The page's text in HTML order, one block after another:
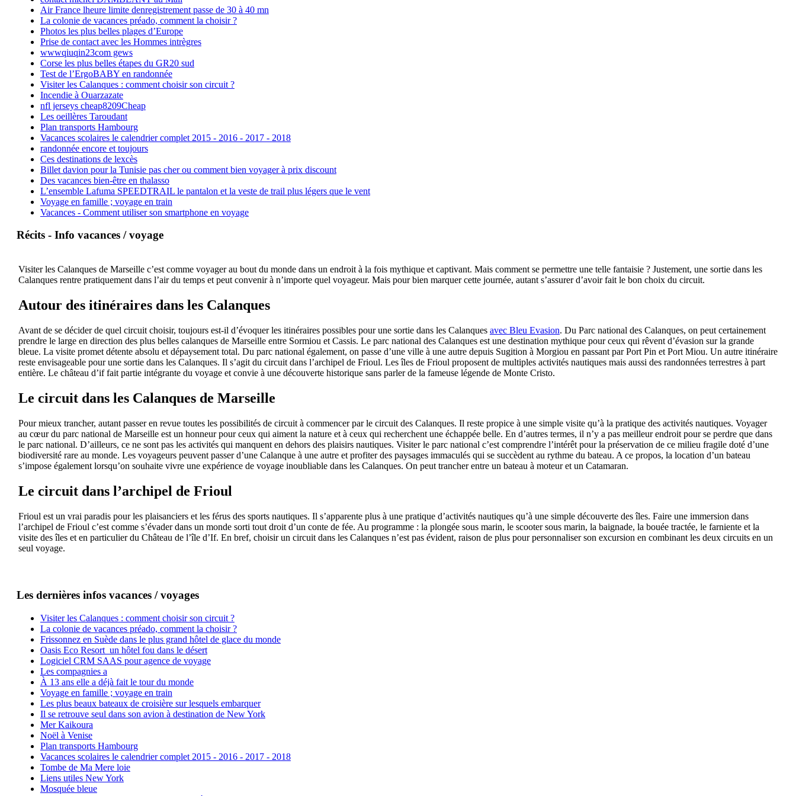
Air France lheure limite denregistrement passe de 30 à 40 mn
La colonie de vacances préado, comment la choisir ?
Photos les plus belles plages d’Europe
Prise de contact avec les Hommes intrègres
wwwqiuqin23com gews
Corse les plus belles étapes du GR20 sud
Test de l’ErgoBABY en randonnée
Visiter les Calanques : comment choisir son circuit ?
Incendie à Ouarzazate
nfl jerseys cheap8209Cheap
Les oeillères Taroudant
Plan transports Hambourg
Vacances scolaires le calendrier complet 2015 - 2016 - 2017 - 2018
randonnée encore et toujours
Ces destinations de lexcès
Billet davion pour la Tunisie pas cher ou comment bien voyager à prix discount
Des vacances bien-être en thalasso
L’ensemble Lafuma SPEEDTRAIL le pantalon et la veste de trail plus légers que le vent
Voyage en famille ; voyage en train
Vacances - Comment utiliser son smartphone en voyage
Récits - Info vacances / voyage
Visiter les Calanques de Marseille c’est comme voyager au bout du monde dans un endroit à la fois mythique et captivant. Mais comment se permettre une telle fantaisie ? Justement, une sortie dans les
Calanques rentre pratiquement dans l’air du temps et peut convenir à n’importe quel voyageur. Mais pour bien marquer cette journée, autant s’assurer d’avoir fait le bon choix du circuit.
Autour des itinéraires dans les Calanques
Avant de se décider de quel circuit choisir, toujours est-il d’évoquer les itinéraires possibles pour une sortie dans les Calanques avec Bleu Evasion. Du Parc national des Calanques, on peut certainement
prendre le large en direction des plus belles calanques de Marseille entre Sormiou et Cassis. Le parc national des Calanques est une destination mythique pour ceux qui rêvent d’évasion sur la grande
bleue. La visite promet détente absolu et dépaysement total. Du parc national également, on passe d’une ville à une autre depuis Sugition à Morgiou en passant par Port Pin et Port Miou. Un autre itinéraire
reste envisageable pour une sortie dans les Calanques. Il s’agit du circuit dans l’archipel de Frioul. Les îles de Frioul proposent de multiples activités nautiques mais aussi des randonnées terrestres à part
entière. Le château d’if fait partie intégrante du voyage et convie à une découverte historique sans parler de la fameuse légende de Monte Cristo.
Le circuit dans les Calanques de Marseille
Pour mieux trancher, autant passer en revue toutes les possibilités de circuit à commencer par le circuit des Calanques. Il reste propice à une simple visite qu’à la pratique des activités nautiques. Voyager
au cœur du parc national de Marseille est un honneur pour ceux qui aiment la nature et à ceux qui recherchent une échappée belle. En d’autres termes, il n’y a pas meilleur endroit pour se perdre que dans
le parc national. D’ailleurs, ce ne sont pas les activités qui manquent en dehors des plaisirs nautiques. Visiter le parc national c’est comprendre l’intérêt pour la préservation de ce milieu fragile doté d’une
biodiversité rare au monde. Les voyageurs peuvent passer d’une Calanque à une autre et profiter des paysages immaculés qui se succèdent au rythme du bateau. A ce propos, la location d’un bateau
s’impose également lorsqu’on souhaite vivre une expérience de voyage inoubliable dans les Calanques. On peut trancher entre un bateau à moteur et un Catamaran.
Le circuit dans l’archipel de Frioul
Frioul est un vrai paradis pour les plaisanciers et les férus des sports nautiques. Il s’apparente plus à une pratique d’activités nautiques qu’à une simple découverte des îles. Faire une immersion dans
l’archipel de Frioul c’est comme s’évader dans un monde sorti tout droit d’un conte de fée. Au programme : la plongée sous marin, le scooter sous marin, la baignade, la bouée tractée, le farniente et la
visite des îles et en particulier du Château de l’île d’If. En bref, choisir un circuit dans les Calanques n’est pas évident, raison de plus pour personnaliser son excursion en combinant les deux circuits en un
seul voyage.
Les dernières infos vacances / voyages
Visiter les Calanques : comment choisir son circuit ?
La colonie de vacances préado, comment la choisir ?
Frissonnez en Suède dans le plus grand hôtel de glace du monde
Oasis Eco Resort un hôtel fou dans le désert
Logiciel CRM SAAS pour agence de voyage
Les compagnies a
À 13 ans elle a déjà fait le tour du monde
Voyage en famille ; voyage en train
Les plus beaux bateaux de croisière sur lesquels embarquer
Il se retrouve seul dans son avion à destination de New York
Mer Kaikoura
Noël à Venise
Plan transports Hambourg
Vacances scolaires le calendrier complet 2015 - 2016 - 2017 - 2018
Tombe de Ma Mere loie
Liens utiles New York
Mosquée bleue